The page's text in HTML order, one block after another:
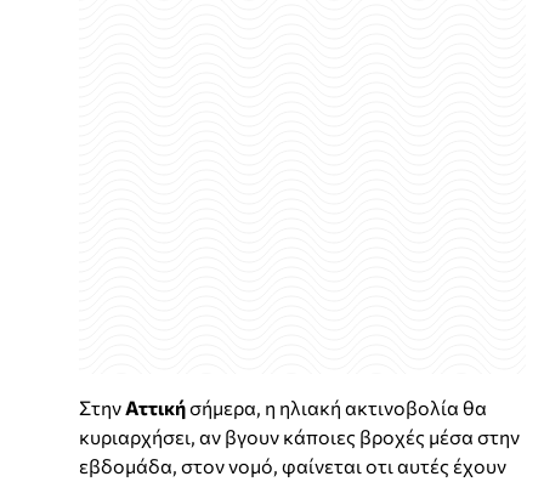
ΣτηνΑττικήσήμερα, η ηλιακή ακτινοβολία θα
κυριαρχήσει, αν βγουν κάποιες βροχές μέσα στην
εβδομάδα, στον νομό, φαίνεται οτι αυτές έχουν